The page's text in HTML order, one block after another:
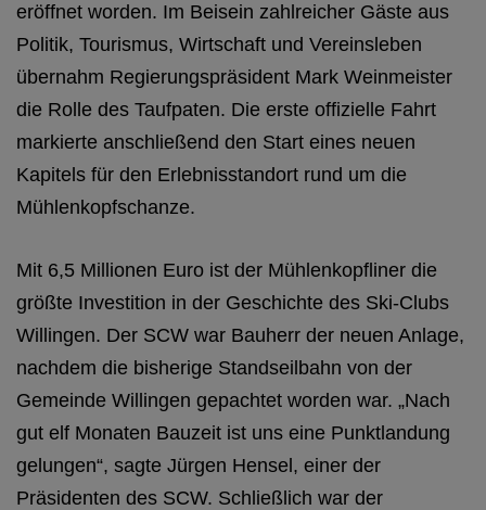
eröffnet worden. Im Beisein zahlreicher Gäste aus
Politik, Tourismus, Wirtschaft und Vereinsleben
übernahm Regierungspräsident Mark Weinmeister
die Rolle des Taufpaten. Die erste offizielle Fahrt
markierte anschließend den Start eines neuen
Kapitels für den Erlebnisstandort rund um die
Mühlenkopfschanze.
Mit 6,5 Millionen Euro ist der Mühlenkopfliner die
größte Investition in der Geschichte des Ski-Clubs
Willingen. Der SCW war Bauherr der neuen Anlage,
nachdem die bisherige Standseilbahn von der
Gemeinde Willingen gepachtet worden war. „Nach
gut elf Monaten Bauzeit ist uns eine Punktlandung
gelungen“, sagte Jürgen Hensel, einer der
Präsidenten des SCW. Schließlich war der